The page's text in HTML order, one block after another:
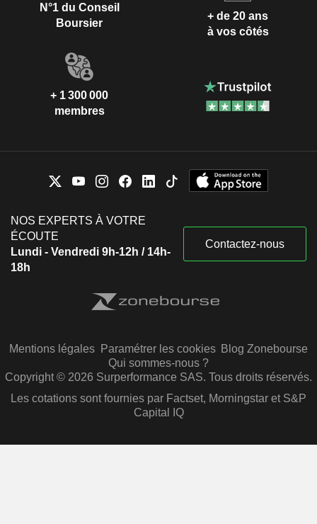
N°1 du Conseil
Boursier
+ de 20 ans
à vos côtés
+ 1 300 000
membres
NOS EXPERTS À VOTRE
ÉCOUTE
Lundi - Vendredi 9h-12h / 14h-
18h
Contactez-nous
Mentions légales Paramétrer les cookies Blog Zonebourse
Qui sommes-nous ?
Copyright © 2026 Surperformance SAS. Tous droits réservés.
Les cotations sont fournies par Factset, Morningstar et S&P
Capital IQ